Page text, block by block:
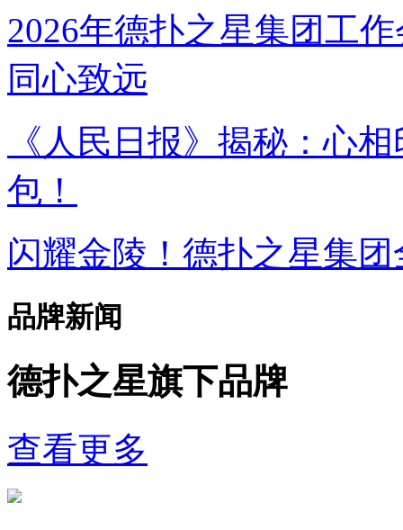
2026年德扑之星集团工作
同心致远
《人民日报》揭秘：
包！
闪耀金陵！德扑之星
品牌新闻
德扑之星旗下品牌
查看更多